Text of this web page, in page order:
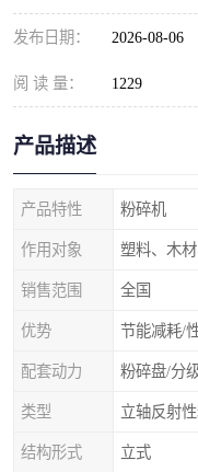
发布日期： 2026-08-06
阅 读 量： 1229
产品描述
产品特性 粉碎机
作用对象 塑料、木
销售范围 全国
优势 节能减耗/
配套动力 粉碎盘/分
类型 立轴反射
结构形式 立式